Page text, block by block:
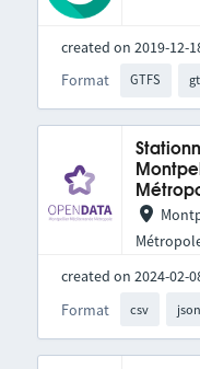
created on 2019-12-
Format
GTFS
created on 2024-02-
Format
csv json